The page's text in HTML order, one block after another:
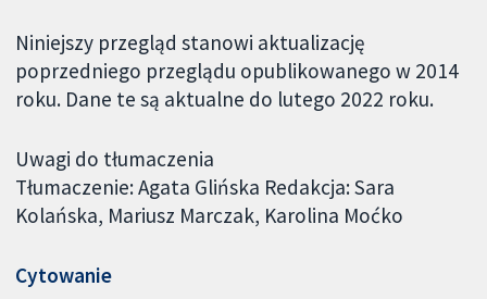
Niniejszy przegląd stanowi aktualizację
poprzedniego przeglądu opublikowanego w 2014
roku. Dane te są aktualne do lutego 2022 roku.
Uwagi do tłumaczenia
Tłumaczenie: Agata Glińska Redakcja: Sara
Kolańska, Mariusz Marczak, Karolina Moćko
Cytowanie